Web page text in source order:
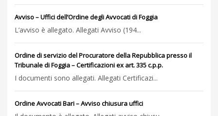
Avviso – Uffici dell’Ordine degli Avvocati di Foggia
L’avviso è allegato. Allegati Avviso (194...
Ordine di servizio del Procuratore della Repubblica presso il
Tribunale di Foggia – Certificazioni ex art. 335 c.p.p.
I documenti sono allegati. Allegati Certificazi...
Ordine Avvocati Bari – Avviso chiusura uffici